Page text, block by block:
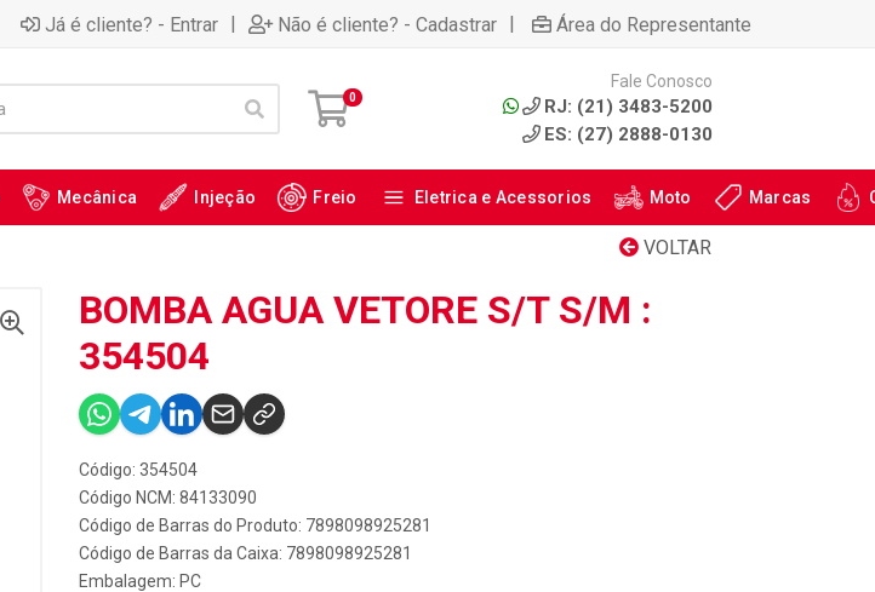
Já é cliente? - Entrar | Não é cliente? - Cadastrar | Área do Representante
0
Fale Conosco
RJ: (21) 3483-5200
ES: (27) 2888-0130
Mecânica Injeção Freio Eletrica e Acessorios Moto Marcas
VOLTAR
BOMBA AGUA VETORE S/T S/M :
354504
Código: 354504
Código NCM: 84133090
Código de Barras do Produto: 7898098925281
Código de Barras da Caixa: 7898098925281
Embalagem: PC